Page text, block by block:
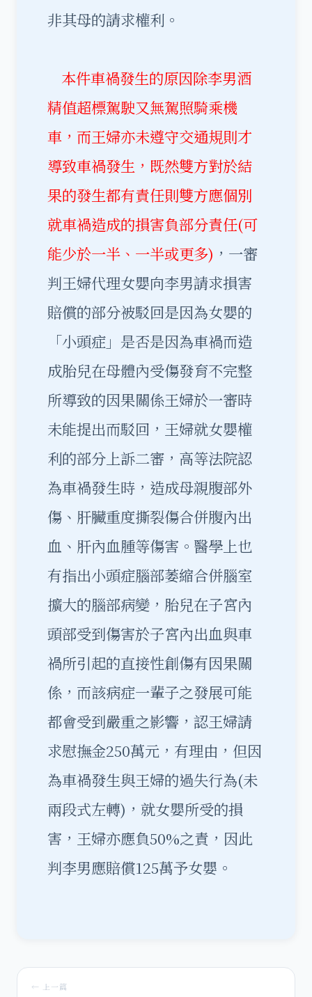
非其母的請求權利。
本件車禍發生的原因除李男酒
精值超標駕駛又無駕照騎乘機
車，而王婦亦未遵守交通規則才
導致車禍發生，既然雙方對於結
果的發生都有責任則雙方應個別
就車禍造成的損害負部分責任(可
能少於一半、一半或更多) ，一審
判王婦代理女嬰向李男請求損害
賠償的部分被駁回是因為女嬰的
「小頭症」是否是因為車禍而造
成胎兒在母體內受傷發育不完整
所導致的因果關係王婦於一審時
未能提出而駁回，王婦就女嬰權
利的部分上訴二審，高等法院認
為車禍發生時，造成母親腹部外
傷、肝臟重度撕裂傷合併腹內出
血、肝內血腫等傷害。醫學上也
有指出小頭症腦部萎縮合併腦室
擴大的腦部病變，胎兒在子宮內
頭部受到傷害於子宮內出血與車
禍所引起的直接性創傷有因果關
係，而該病症一輩子之發展可能
都會受到嚴重之影響，認王婦請
求慰撫金250萬元，有理由，但因
為車禍發生與王婦的過失行為(未
兩段式左轉)，就女嬰所受的損
害，王婦亦應負50%之責，因此
判李男應賠償125萬予女嬰。
← 上一篇